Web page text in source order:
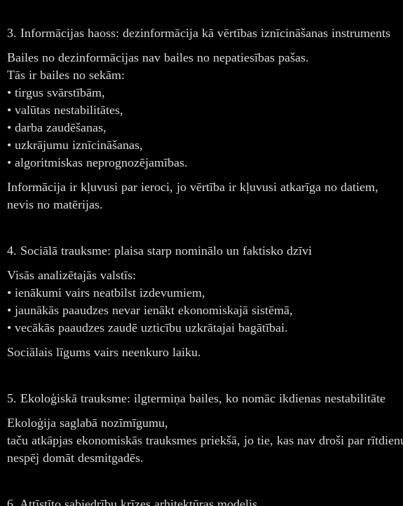
3. Informācijas haoss: dezinformācija kā vērtības iznīcināšanas instruments
Bailes no dezinformācijas nav bailes no nepatiesības pašas.
Tās ir bailes no sekām:
• tirgus svārstībām,
• valūtas nestabilitātes,
• darba zaudēšanas,
• uzkrājumu iznīcināšanas,
• algoritmiskas neprognozējamības.
Informācija ir kļuvusi par ieroci, jo vērtība ir kļuvusi atkarīga no datiem,
nevis no matērijas.
4. Sociālā trauksme: plaisa starp nominālo un faktisko dzīvi
Visās analizētajās valstīs:
• ienākumi vairs neatbilst izdevumiem,
• jaunākās paaudzes nevar ienākt ekonomiskajā sistēmā,
• vecākās paaudzes zaudē uzticību uzkrātajai bagātībai.
Sociālais līgums vairs neenkuro laiku.
5. Ekoloģiskā trauksme: ilgtermiņa bailes, ko nomāc ikdienas nestabilitāte
Ekoloģija saglabā nozīmīgumu,
taču atkāpjas ekonomiskās trauksmes priekšā, jo tie, kas nav droši par
nespēj domāt desmitgadēs.